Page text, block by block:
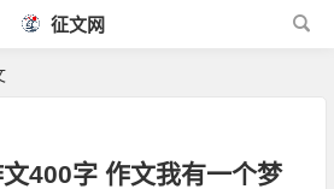
征文网
400字 作文我有一个梦